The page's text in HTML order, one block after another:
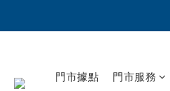
門市據點 門市服務